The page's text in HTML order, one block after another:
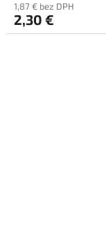
1,87 € bez DPH
2,30 €